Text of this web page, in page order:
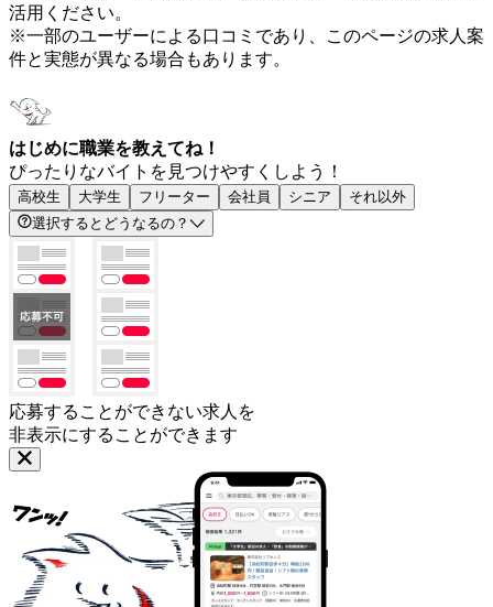
活用ください。
※一部のユーザーによる口コミであり、このページの求人案
件と実態が異なる場合もあります。
はじめに職業を教えてね！
ぴったりなバイトを見つけやすくしよう！
高校生 大学生 フリーター 会社員 シニア
それ以外
選択するとどうなるの？
応募することができない求人を
非表示にすることができます